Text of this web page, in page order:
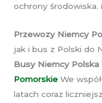
ochrony środowiska. i
Przewozy Niemcy
jak i bus z Polski do
Busy Niemcy Polska
Pomorskie We
latach coraz